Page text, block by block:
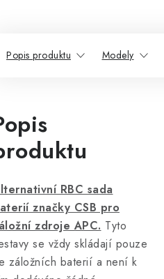
Popis produktu Modely
RBC sada
značky CSB pro
zdroje APC. Tyto
se vždy skládají pouze
záložních baterií a není k